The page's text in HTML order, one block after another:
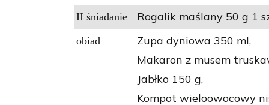
II śniadanie Rogalik maślany 50 g 1
obiad
Zupa dyniowa 350 ml,
Makaron z musem
Jabłko 150 g,
Kompot wieloowocowy